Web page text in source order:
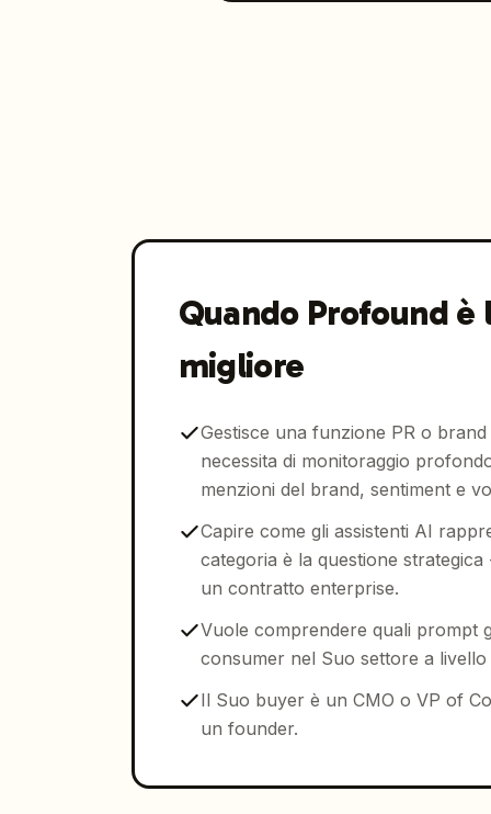
Quando Profound è
migliore
Gestisce una funzione PR o
necessita di monitoraggio
menzioni del brand, sentiment e
Capire come gli assistenti AI
categoria è la questione
un contratto enterprise.
Vuole comprendere quali prompt
consumer nel Suo settore a
Il Suo buyer è un CMO o VP of
un founder.